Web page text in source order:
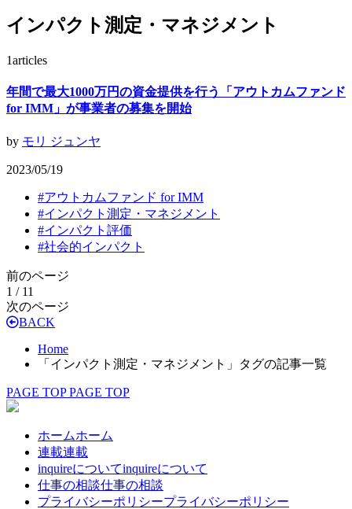
インパクト測定・マネジメント
1articles
年間で最大1000万円の資金提供を行う「アウトカムファンド
for IMM」が事業者の募集を開始
by モリ ジュンヤ
2023/05/19
#アウトカムファンド for IMM
#インパクト測定・マネジメント
#インパクト評価
#社会的インパクト
前のページ
1 / 11
次のページ
BACK
Home
「インパクト測定・マネジメント」タグの記事一覧
PAGE TOP PAGE TOP
ホームホーム
連載連載
inquireについてinquireについて
仕事の相談仕事の相談
プライバシーポリシープライバシーポリシー